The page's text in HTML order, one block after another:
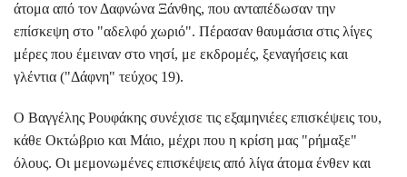
άτομα από τον Δαφνώνα Ξάνθης, που ανταπέδωσαν την
επίσκεψη στο "αδελφό χωριό". Πέρασαν θαυμάσια στις λίγες
μέρες που έμειναν στο νησί, με εκδρομές, ξεναγήσεις και
γλέντια ("Δάφνη" τεύχος 19).
Ο Βαγγέλης Ρουφάκης συνέχισε τις εξαμηνιέες επισκέψεις του,
κάθε Οκτώβριο και Μάιο, μέχρι που η κρίση μας "ρήμαξε"
όλους. Οι μεμονωμένες επισκέψεις από λίγα άτομα ένθεν και